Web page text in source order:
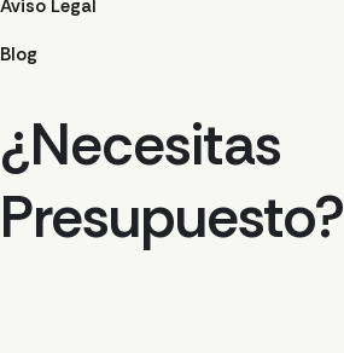
Aviso Legal
Blog
¿Necesitas
Presupuesto?